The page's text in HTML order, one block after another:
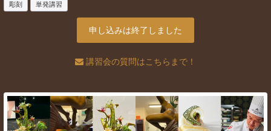
彫刻 単発講習
申し込みは終了しました
講習会の質問はこちらまで！